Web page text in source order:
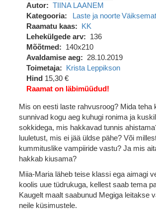
Autor
TIINA LAANEM
Kategooria
Laste ja noorte
Raamatu kaas
KK
Lehekülgede arv
136
Mõõtmed
140x210
Avaldamise aeg
28.10.2019
Toimetaja
Krista Leppikson
Hind 15,30 €
Raamat on läbimüüdud!
Mis on eesti laste rahvusroog? Mida teha
sunnivad kogu aeg kuhugi ronima ja
sokkidega, mis hakkavad tunnis
luuletust, mis ei jää üldse pähe? Või
kummituslike vampiiride vastu? Ja mis
hakkab kiusama?
Miia-Maria läheb teise klassi ega aimagi
koolis uue tüdrukuga, kellest saab tema
Kaugelt maalt saabunud Megiga leitakse
neile küsimustele.